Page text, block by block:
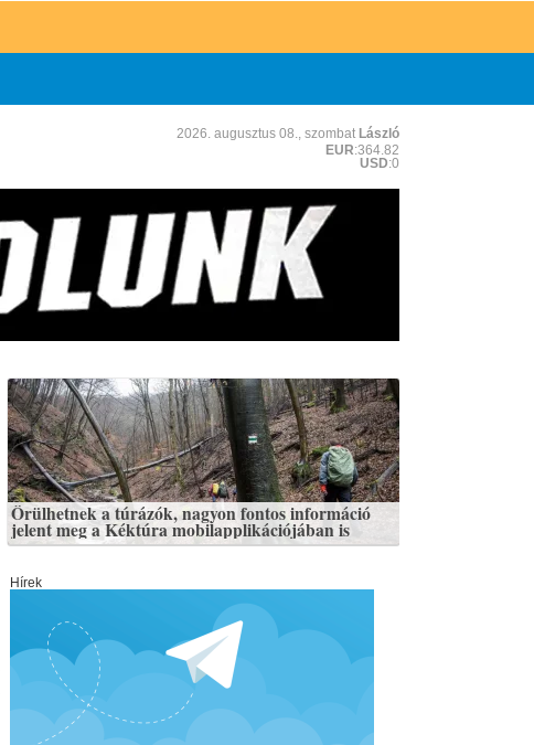
2026. augusztus 08., szombat László
EUR:364.82
USD:0
Örülhetnek a túrázók, nagyon fontos információ
jelent meg a Kéktúra mobilapplikációjában is
Hírek